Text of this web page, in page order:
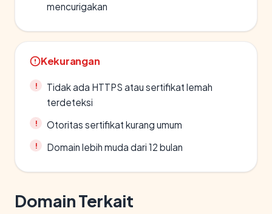
mencurigakan
Kekurangan
Tidak ada HTTPS atau sertifikat lemah
terdeteksi
Otoritas sertifikat kurang umum
Domain lebih muda dari 12 bulan
Domain Terkait